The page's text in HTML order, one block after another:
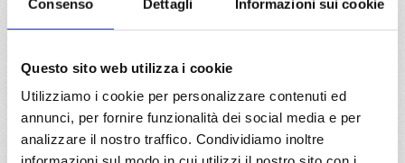
Consenso Dettagli Informazioni sui cookie
Questo sito web utilizza i cookie
Utilizziamo i cookie per personalizzare contenuti ed
annunci, per fornire funzionalità dei social media e per
analizzare il nostro traffico. Condividiamo inoltre
€ 600
DETTAGLI